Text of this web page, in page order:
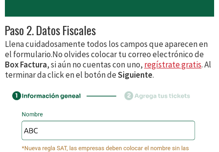
Paso 2. Datos Fiscales
Llena cuidadosamente todos los campos que aparecen en
el formulario.No olvides colocar tu correo electrónico de
Box Factura, si aún no cuentas con uno, regístrate gratis. Al
terminar da click en el botón deSiguiente.